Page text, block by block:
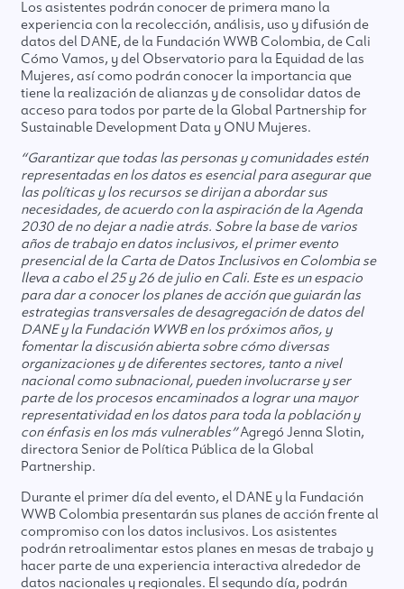
Los asistentes podrán conocer de primera mano la
experiencia con la recolección, análisis, uso y difusión de
datos del DANE, de la Fundación WWB Colombia, de Cali
Cómo Vamos, y del Observatorio para la Equidad de las
Mujeres, así como podrán conocer la importancia que
tiene la realización de alianzas y de consolidar datos de
acceso para todos por parte de la Global Partnership for
Sustainable Development Data y ONU Mujeres.
“Garantizar que todas las personas y comunidades estén
representadas en los datos es esencial para asegurar que
las políticas y los recursos se dirijan a abordar sus
necesidades, de acuerdo con la aspiración de la Agenda
2030 de no dejar a nadie atrás. Sobre la base de varios
años de trabajo en datos inclusivos, el primer evento
presencial de la Carta de Datos Inclusivos en Colombia se
lleva a cabo el 25 y 26 de julio en Cali. Este es un espacio
para dar a conocer los planes de acción que guiarán las
estrategias transversales de desagregación de datos del
DANE y la Fundación WWB en los próximos años, y
fomentar la discusión abierta sobre cómo diversas
organizaciones y de diferentes sectores, tanto a nivel
nacional como subnacional, pueden involucrarse y ser
parte de los procesos encaminados a lograr una mayor
representatividad en los datos para toda la población y
con énfasis en los más vulnerables”Agregó Jenna Slotin,
directora Senior de Política Pública de la Global
Partnership.
Durante el primer día del evento, el DANE y la Fundación
WWB Colombia presentarán sus planes de acción frente al
compromiso con los datos inclusivos. Los asistentes
podrán retroalimentar estos planes en mesas de trabajo y
hacer parte de una experiencia interactiva alrededor de
datos nacionales y regionales. El segundo día, podrán